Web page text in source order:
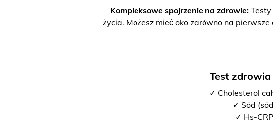
Kompleksowe spojrzenie na zdrowie:
życia. Możesz mieć oko zarówno na
Test zdrowia
✓ Cholesterol
✓ Sód
✓ Hs-CRP